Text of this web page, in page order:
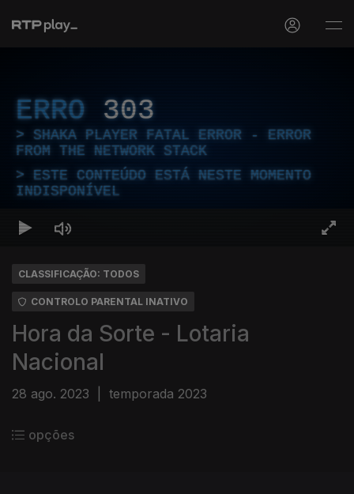
ERRO 303
SHAKA PLAYER FATAL ERROR - ERROR
FROM THE NETWORK STACK
ESTE CONTEÚDO ESTÁ NESTE MOMENTO
INDISPONÍVEL
CLASSIFICAÇÃO: TODOS
CONTROLO PARENTAL INATIVO
Hora da Sorte - Lotaria
Nacional
28 ago. 2023 temporada 2023
opções